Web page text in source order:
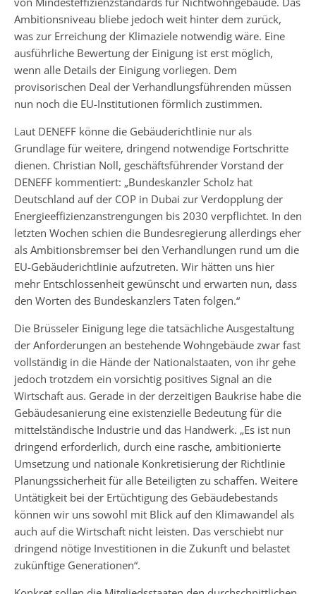
Ambitionsniveau bliebe jedoch weit hinter dem zurück,
was zur Erreichung der Klimaziele notwendig wäre. Eine
ausführliche Bewertung der Einigung ist erst möglich,
wenn alle Details der Einigung vorliegen. Dem
provisorischen Deal der Verhandlungsführenden müssen
nun noch die EU-Institutionen förmlich zustimmen.
Laut DENEFF könne die Gebäuderichtlinie nur als
Grundlage für weitere, dringend notwendige Fortschritte
dienen. Christian Noll, geschäftsführender Vorstand der
DENEFF kommentiert: „Bundeskanzler Scholz hat
Deutschland auf der COP in Dubai zur Verdopplung der
Energieeffizienzanstrengungen bis 2030 verpflichtet. In den
letzten Wochen schien die Bundesregierung allerdings eher
als Ambitionsbremser bei den Verhandlungen rund um die
EU-Gebäuderichtlinie aufzutreten. Wir hätten uns hier
mehr Entschlossenheit gewünscht und erwarten nun, dass
den Worten des Bundeskanzlers Taten folgen.“
Die Brüsseler Einigung lege die tatsächliche Ausgestaltung
der Anforderungen an bestehende Wohngebäude zwar fast
vollständig in die Hände der Nationalstaaten, von ihr gehe
jedoch trotzdem ein vorsichtig positives Signal an die
Wirtschaft aus. Gerade in der derzeitigen Baukrise habe die
Gebäudesanierung eine existenzielle Bedeutung für die
mittelständische Industrie und das Handwerk. „Es ist nun
dringend erforderlich, durch eine rasche, ambitionierte
Umsetzung und nationale Konkretisierung der Richtlinie
Planungssicherheit für alle Beteiligten zu schaffen. Weitere
Untätigkeit bei der Ertüchtigung des Gebäudebestands
können wir uns sowohl mit Blick auf den Klimawandel als
auch auf die Wirtschaft nicht leisten. Das verschiebt nur
dringend nötige Investitionen in die Zukunft und belastet
zukünftige Generationen“.